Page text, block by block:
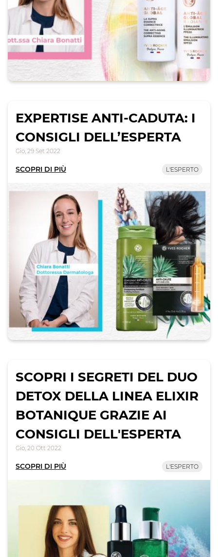
EXPERTISE ANTI-CADUTA: I
CONSIGLI DELL’ESPERTA
Gio, 29 Set 2022
SCOPRI DI PIÙ L'ESPERTO
SCOPRI I SEGRETI DEL DUO
DETOX DELLA LINEA ELIXIR
BOTANIQUE GRAZIE AI
CONSIGLI DELL'ESPERTA
Gio, 20 Ott 2022
SCOPRI DI PIÙ L'ESPERTO